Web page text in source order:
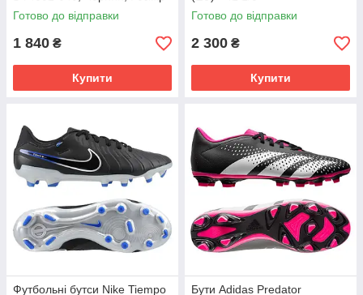
(EU) - 38.5
Готово до відправки
1 840 ₴
Купити
Готово до відправки
2 300 ₴
Купити
Футбольні бутси Nike Tiempo
Бути Adidas Predator